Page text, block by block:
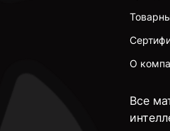
О
Все